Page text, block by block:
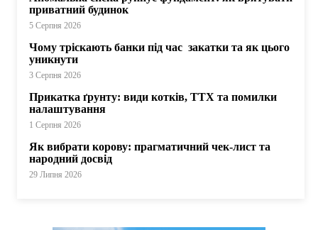
приватний будинок
5 Серпня 2026
Чому тріскають банки під час закатки та як цього
уникнути
3 Серпня 2026
Прикатка ґрунту: види котків, ТТХ та помилки
налаштування
1 Серпня 2026
Як вибрати корову: прагматичний чек-лист та
народний досвід
29 Липня 2026